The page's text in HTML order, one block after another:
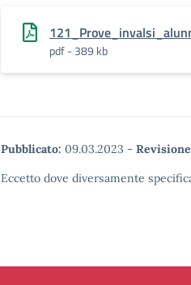
pdf - 389 kb
Pubblicato: 09.03.2023 -
Eccetto dove diversamente